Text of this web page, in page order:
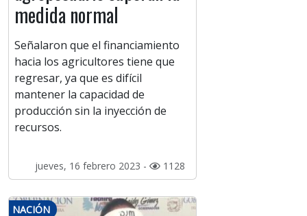
medida normal
Señalaron que el financiamiento
hacia los agricultores tiene que
regresar, ya que es difícil
mantener la capacidad de
producción sin la inyección de
recursos.
jueves, 16 febrero 2023 - 1128
NACIÓN